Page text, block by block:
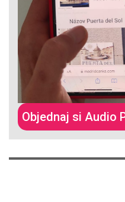
Objednaj si Audio